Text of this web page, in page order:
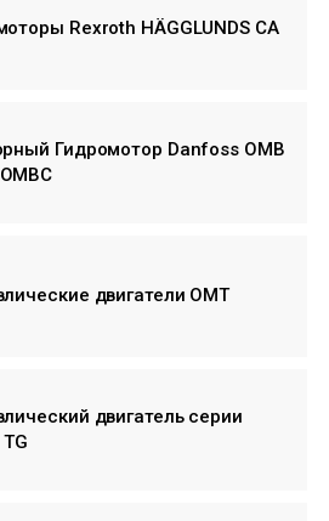
Rexroth HÄGGLUNDS CA
Гидромотор Danfoss OMB
двигатели ОМТ
двигатель серии